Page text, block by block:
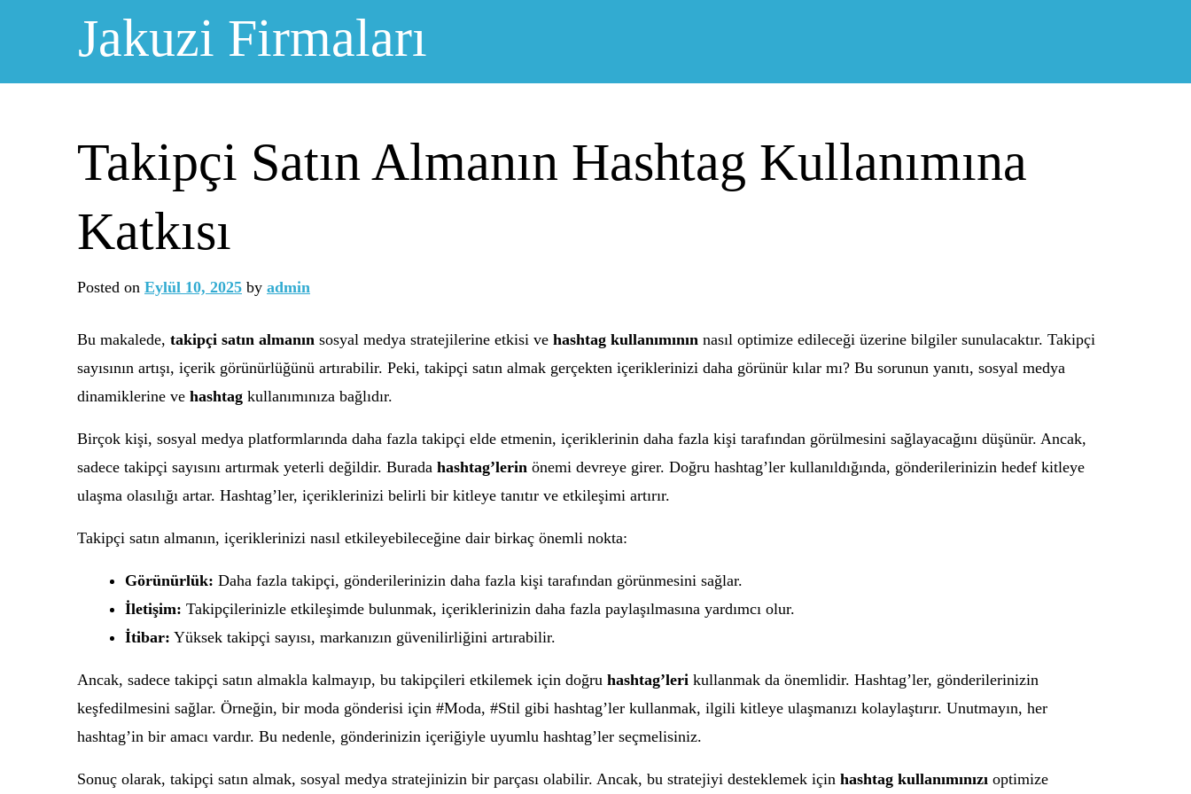
Jakuzi Firmaları
Takipçi Satın Almanın Hashtag Kullanımına
Katkısı
Posted on Eylül 10, 2025 by admin
Bu makalede, takipçi satın almanın sosyal medya stratejilerine etkisi ve hashtag kullanımının nasıl optimize edileceği üzerine bilgiler sunulacaktır. Takipçi
sayısının artışı, içerik görünürlüğünü artırabilir. Peki, takipçi satın almak gerçekten içeriklerinizi daha görünür kılar mı? Bu sorunun yanıtı, sosyal medya
dinamiklerine ve hashtag kullanımınıza bağlıdır.
Birçok kişi, sosyal medya platformlarında daha fazla takipçi elde etmenin, içeriklerinin daha fazla kişi tarafından görülmesini sağlayacağını düşünür. Ancak,
sadece takipçi sayısını artırmak yeterli değildir. Burada hashtag’lerin önemi devreye girer. Doğru hashtag’ler kullanıldığında, gönderilerinizin hedef kitleye
ulaşma olasılığı artar. Hashtag’ler, içeriklerinizi belirli bir kitleye tanıtır ve etkileşimi artırır.
Takipçi satın almanın, içeriklerinizi nasıl etkileyebileceğine dair birkaç önemli nokta:
Görünürlük: Daha fazla takipçi, gönderilerinizin daha fazla kişi tarafından görünmesini sağlar.
İletişim: Takipçilerinizle etkileşimde bulunmak, içeriklerinizin daha fazla paylaşılmasına yardımcı olur.
İtibar: Yüksek takipçi sayısı, markanızın güvenilirliğini artırabilir.
Ancak, sadece takipçi satın almakla kalmayıp, bu takipçileri etkilemek için doğru hashtag’leri kullanmak da önemlidir. Hashtag’ler, gönderilerinizin
keşfedilmesini sağlar. Örneğin, bir moda gönderisi için #Moda, #Stil gibi hashtag’ler kullanmak, ilgili kitleye ulaşmanızı kolaylaştırır. Unutmayın, her
hashtag’in bir amacı vardır. Bu nedenle, gönderinizin içeriğiyle uyumlu hashtag’ler seçmelisiniz.
Sonuç olarak, takipçi satın almak, sosyal medya stratejinizin bir parçası olabilir. Ancak, bu stratejiyi desteklemek için hashtag kullanımınızı optimize